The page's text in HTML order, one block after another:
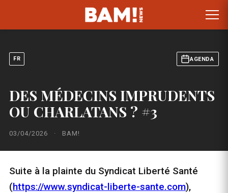
FR AGENDA
DES MÉDECINS IMPRUDENTS
OU CHARLATANS ? #3
03/04/2026 · BAM!
Suite à la plainte du Syndicat Liberté Santé
(https://www.syndicat-liberte-sante.com),